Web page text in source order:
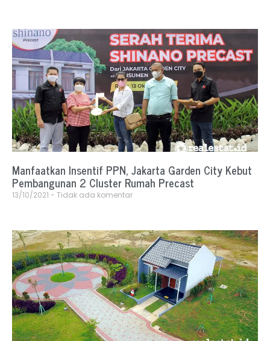
Manfaatkan Insentif PPN, Jakarta Garden City Kebut
Pembangunan 2 Cluster Rumah Precast
13/10/2021 Tidak ada komentar